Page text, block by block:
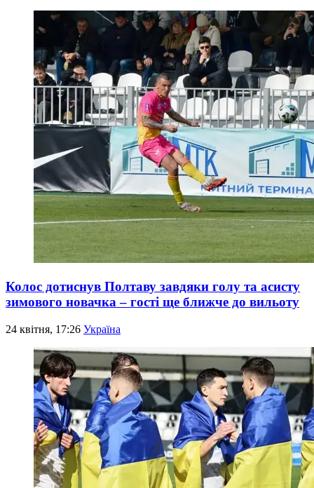
Колос дотиснув Полтаву завдяки голу та асисту
зимового новачка – гості ще ближче до вильоту
24 квітня, 17:26 Україна